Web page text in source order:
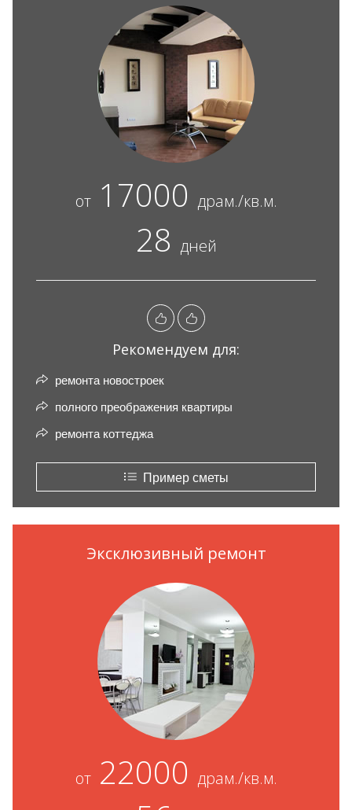
от17000 драм./кв.м.
28 дней
Рекомендуем для:
ремонта новостроек
полного преображения квартиры
ремонта коттеджа
Пример сметы
Эксклюзивный ремонт
от22000 драм./кв.м.